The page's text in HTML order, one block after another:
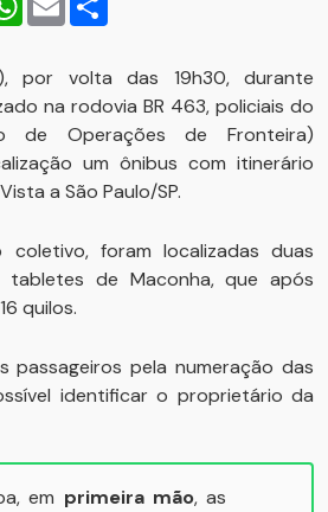
por volta das 19h30, durante
na rodovia BR 463, policiais do
de Operações de Fronteira)
um ônibus com itinerário
a São Paulo/SP.
foram localizadas duas
de Maconha, que após
quilos.
passageiros pela numeração das
identificar o proprietário da
em primeira mão, as